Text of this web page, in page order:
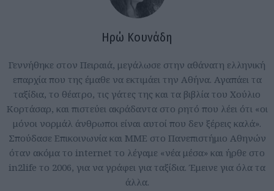
Ηρώ Κουνάδη
Γεννήθηκε στον Πειραιά, μεγάλωσε στην αθάνατη ελληνική
επαρχία που της έμαθε να εκτιμάει την Αθήνα. Αγαπάει τα
ταξίδια, το θέατρο, τις γάτες της και τα βιβλία του Χούλιο
Κορτάσαρ, και πιστεύει ακράδαντα στο ρητό που λέει ότι «οι
μόνοι νορμάλ άνθρωποι είναι αυτοί που δεν ξέρεις καλά».
Σπούδασε Επικοινωνία και ΜΜΕ στο Πανεπιστήμιο Αθηνών
όταν ακόμα το internet το λέγαμε «νέα μέσα» και ήρθε στο
in2life το 2006, για να γράφει για ταξίδια. Έμεινε για όλα τα
άλλα.